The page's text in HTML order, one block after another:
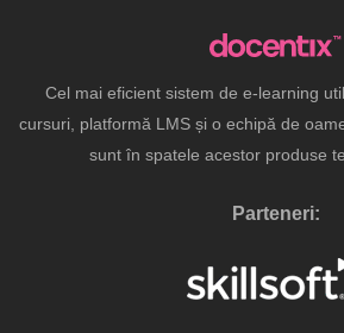
Cel mai eficient sistem de e-learning
cursuri, platformă LMS și o echipă de
sunt în spatele acestor produse
Parteneri: